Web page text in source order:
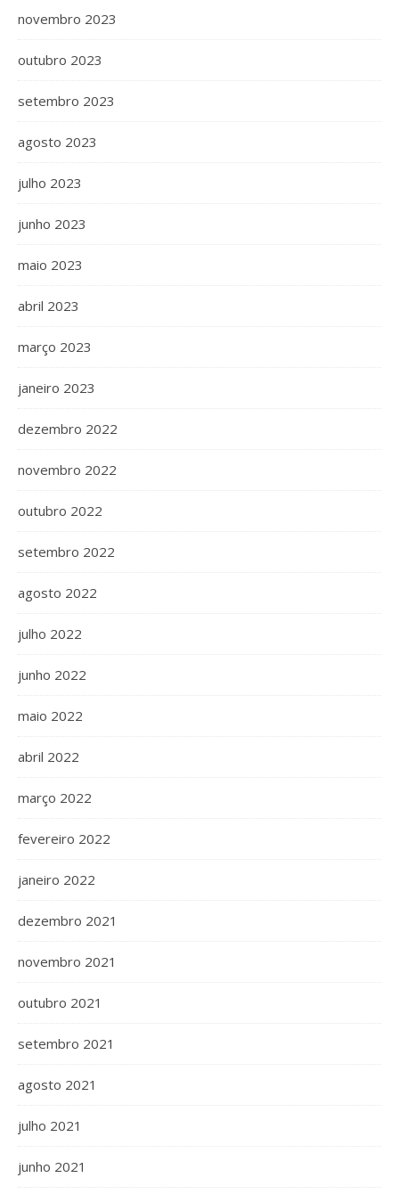
novembro 2023
outubro 2023
setembro 2023
agosto 2023
julho 2023
junho 2023
maio 2023
abril 2023
março 2023
janeiro 2023
dezembro 2022
novembro 2022
outubro 2022
setembro 2022
agosto 2022
julho 2022
junho 2022
maio 2022
abril 2022
março 2022
fevereiro 2022
janeiro 2022
dezembro 2021
novembro 2021
outubro 2021
setembro 2021
agosto 2021
julho 2021
junho 2021